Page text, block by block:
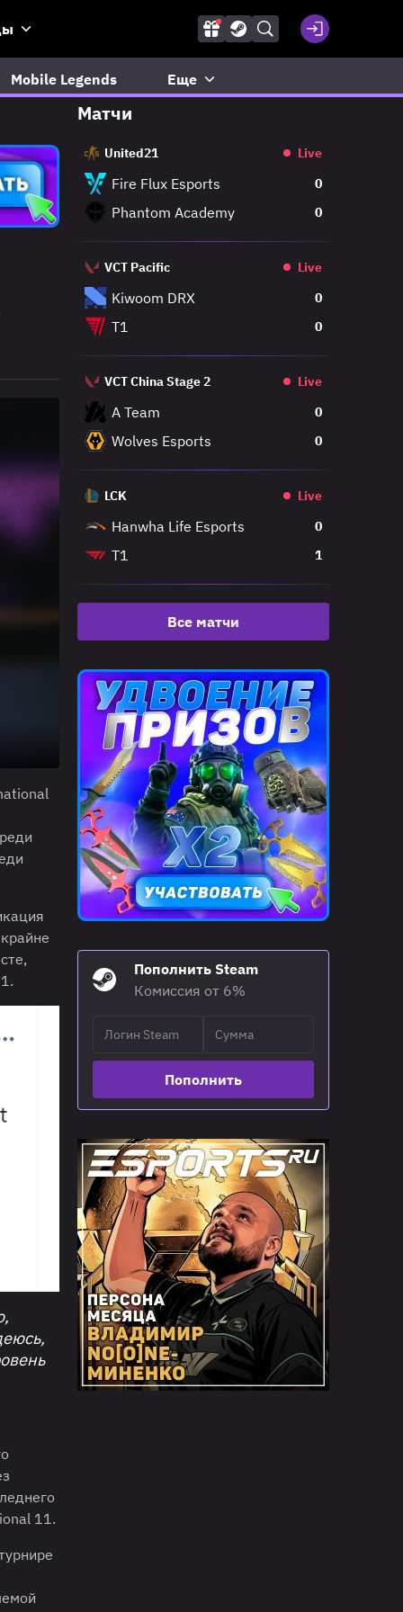
Mobile Legends Еще
11.
Матчи
United21 Live
Fire Flux Esports 0
Phantom Academy 0
VCT Pacific Live
Kiwoom DRX 0
T1 0
VCT China Stage 2 Live
A Team 0
Wolves Esports 0
LCK Live
Hanwha Life Esports 0
T1 1
Все матчи
Пополнить Steam
Комиссия от 6%
Пополнить